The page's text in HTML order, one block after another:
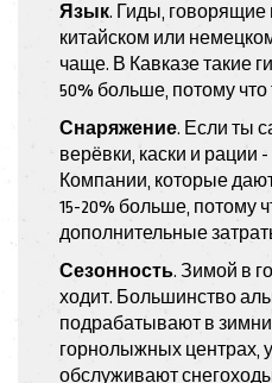
Язык. Гиды, говорящие
китайском или
чаще. В Кавказе такие
50% больше, потому
Снаряжение. Если ты
верёвки, каски и рации
Компании, которые
15-20% больше, потому
дополнительные
Сезонность. Зимой в
ходит. Большинство
подрабатывают в
горнолыжных центрах,
обслуживают